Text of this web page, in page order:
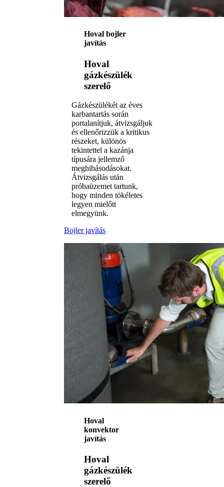
Hoval bojler
javítás
Hoval
gázkészülék
szerelő
Gázkészülékét az éves
karbantartás során
portalanítjuk, átvizsgáljuk
és ellenőrizzük a kritikus
részeket, különös
tekintettel a kazánja
típusára jellemző
meghibásodásokat.
Átvizsgálás után
próbaüzemet tartunk,
hogy minden tökéletes
legyen mielőtt
elmegyünk.
Bojler javítás
Hoval
konvektor
javítás
Hoval
gázkészülék
szerelő